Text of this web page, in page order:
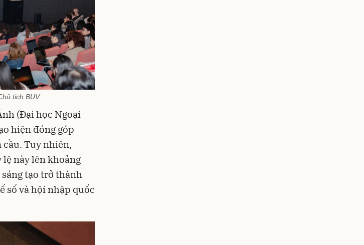
tịch BUV
(Đại học Ngoại
hiện đóng góp
cầu. Tuy nhiên,
này lên khoảng
tạo trở thành
số và hội nhập quốc